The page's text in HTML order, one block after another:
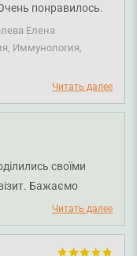
чутко,
О самой
удобное и
разве что
таких случаев, как
с врачом
та організацію
над тим, щоб
комфортним для
здоров'я!
понравилось.
Елена
Иммунология,
Читать далее
своїми
Бажаємо
Читать далее